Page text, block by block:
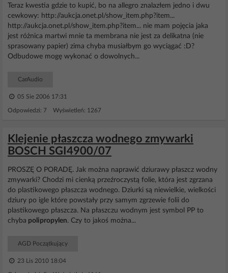
Teraz kwestia gdzie to kupić, bo na allegro znalazłem jedno i dwu
cewkowy: http://aukcja.onet.pl/show_item.php?item...
http://aukcja.onet.pl/show_item.php?item... nie mam pojęcia jaka
jest różnica martwi mnie ta membrana nie jest za delikatna (nie
sprasowany papier) zima chyba musiałbym go wyciągać :D?
Odbudowe mogę wykonać o dowolnych...
CarAudio
05 Sie 2006 17:31
Odpowiedzi: 7 Wyświetleń: 1267
Klejenie płaszcza wodnego zmywarki
BOSCH SGI4900/07
PROSZĘ O PORADĘ. Jak można naprawić dziurawy płaszcz wodny
zmywarki? Chodzi mi cienką przeźroczystą folie, która jest zgrzana
do plastikowego płaszcza wodnego. Dziurki są niewielkie, wielkości
dziury po igle które powstały przy samym zgrzewie folii do
plastikowego płaszcza. Na płaszczu wodnym jest symbol PP to
chyba polipropylen. Czy to jakoś można...
AGD Początkujący
23 Lis 2010 18:04